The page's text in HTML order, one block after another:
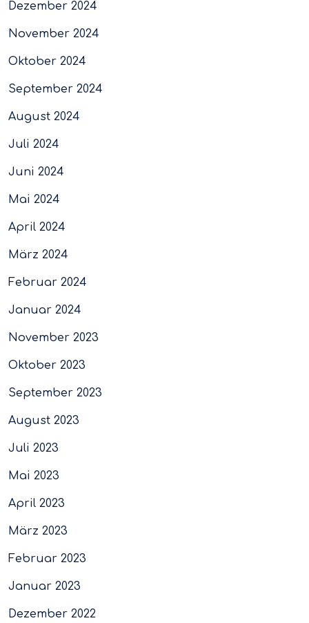
Dezember 2024
November 2024
Oktober 2024
September 2024
August 2024
Juli 2024
Juni 2024
Mai 2024
April 2024
März 2024
Februar 2024
Januar 2024
November 2023
Oktober 2023
September 2023
August 2023
Juli 2023
Mai 2023
April 2023
März 2023
Februar 2023
Januar 2023
Dezember 2022